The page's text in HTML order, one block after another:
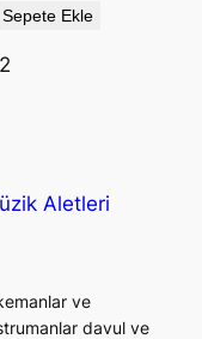
Sepete Ekle
2
Aletleri
ve
davul ve